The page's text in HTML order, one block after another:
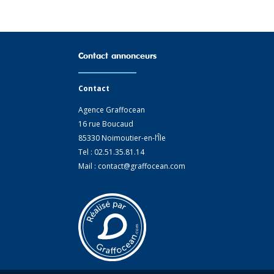
Contact annonceurs
Contact
Agence Graffocean
16 rue Boucaud
85330 Noimoutier-en-l’Île
Tel : 02.51.35.81.14
Mail : contact@graffocean.com